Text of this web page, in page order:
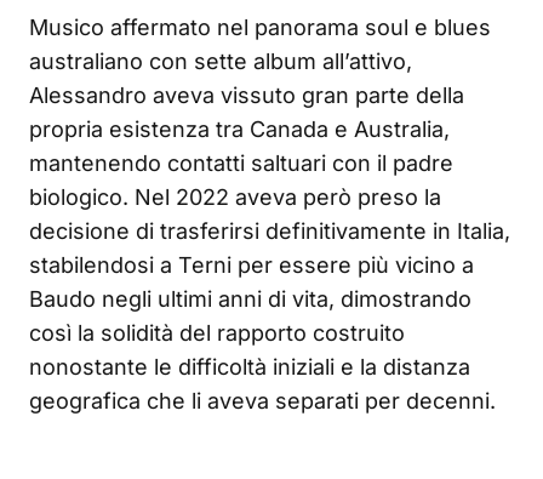
Musico affermato nel panorama soul e blues
australiano con sette album all’attivo,
Alessandro aveva vissuto gran parte della
propria esistenza tra Canada e Australia,
mantenendo contatti saltuari con il padre
biologico. Nel 2022 aveva però preso la
decisione di trasferirsi definitivamente in Italia,
stabilendosi a Terni per essere più vicino a
Baudo negli ultimi anni di vita, dimostrando
così la solidità del rapporto costruito
nonostante le difficoltà iniziali e la distanza
geografica che li aveva separati per decenni.